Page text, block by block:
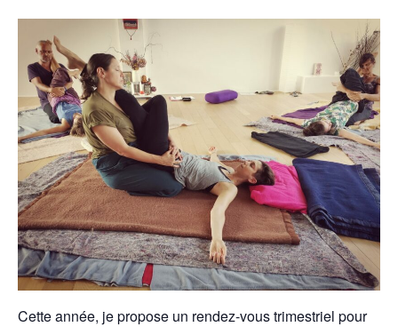
Cette année, je propose un rendez-vous trimestriel pour